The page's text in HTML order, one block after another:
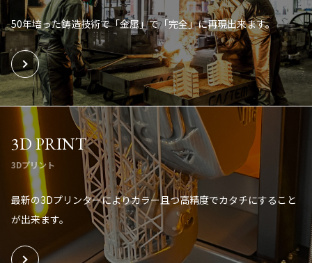
50年培った鋳造技術で「金属」で「完全」に再現出来ます。
3D PRINT
3Dプリント
最新の3Dプリンターによりカラー且つ高精度でカタチにすること
が出来ます。